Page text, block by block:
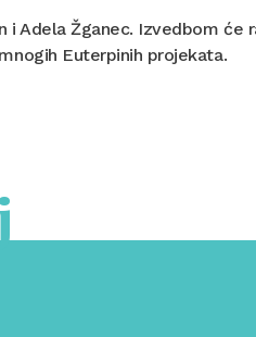
i Adela Žganec. Izvedbom
Euterpinih projekata.